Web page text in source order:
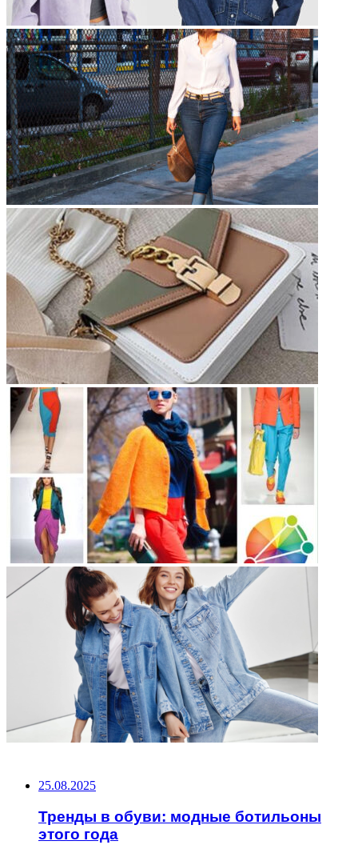
25.08.2025
Тренды в обуви: модные ботильоны
этого года